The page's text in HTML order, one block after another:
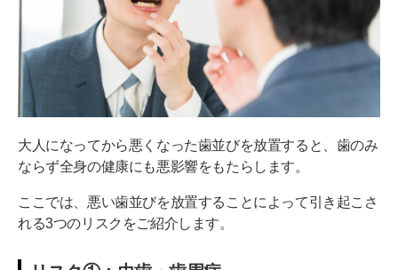
大人になってから悪くなった歯並びを放置すると、歯のみ
ならず全身の健康にも悪影響をもたらします。
ここでは、悪い歯並びを放置することによって引き起こさ
れる3つのリスクをご紹介します。